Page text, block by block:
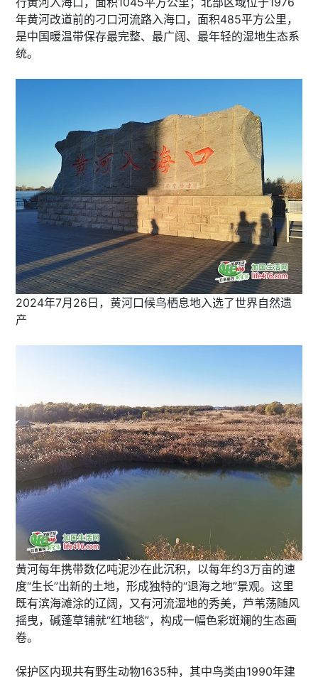
年黄河改道前的刁口河流路入海口，面积485平方公里，
是中国暖温带保存最完整、最广阔、最年轻的湿地生态系
统。
2024年7月26日，黄河口候鸟栖息地入选了世界自然遗
产
黄河每年携带数亿吨泥沙在此沉积，以每年约3万亩的速
度“生长”出新的土地，形成独特的“退海之地”景观。‌这里
既有滨海滩涂的辽阔，又有河流湿地的秀美，芦苇荡随风
摇曳，碱蓬草铺就“红地毯”，构成一幅色彩斑斓的生态画
卷。
保护区内现共有野生动物1635种，其中鸟类由1990年建